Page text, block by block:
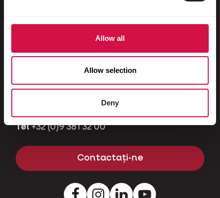
Allow all
Allow selection
Deny
Aveți vreo întrebare sau problemă? Vă
rugăm să ne contactați și vom fi bucuroși
să vă răspundem.
Tel+32 (0)9 381 32 00
Contactați-ne
FacebookInstagramLinkedInYoutube